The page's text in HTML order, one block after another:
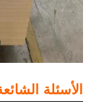
الأسئلة